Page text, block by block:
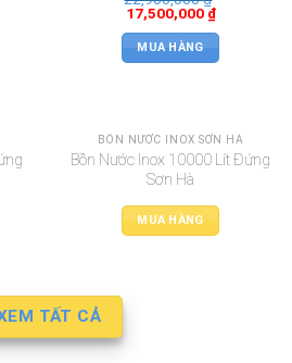
17,500,000 ₫
MUA HÀNG
BỒN NƯỚC INOX SƠN HÀ
Bồn Nước Inox 10000 Lít Đứng
Sơn Hà
MUA HÀNG
TẤT CẢ